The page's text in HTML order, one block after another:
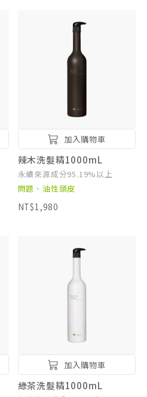
加入購物車
辣木洗髮精1000mL
永續來源成分95.19%以上
問題、油性頭皮
NT$1,980
加入購物車
綠茶洗髮精1000mL